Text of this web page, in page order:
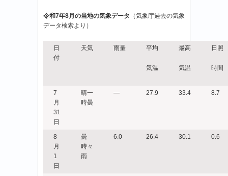
令和7年8月の当地の気象データ （気象庁過去の気象
データ検索より）
日
付
天気 雨量 平均
気温
最高
気温
日照
時間
7
月
31
日
晴一
時曇
― 27.9 33.4 8.7
8
月
1
日
曇
時々
雨
6.0 26.4 30.1 0.6